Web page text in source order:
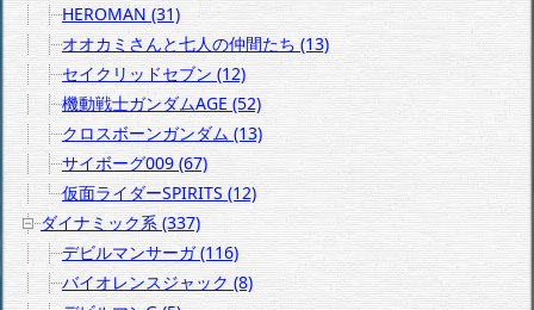
HEROMAN (31)
オオカミさんと七人の仲間たち (13)
セイクリッドセブン (12)
機動戦士ガンダムAGE (52)
クロスボーンガンダム (13)
サイボーグ009 (67)
仮面ライダーSPIRITS (12)
ダイナミック系 (337)
デビルマンサーガ (116)
バイオレンスジャック (8)